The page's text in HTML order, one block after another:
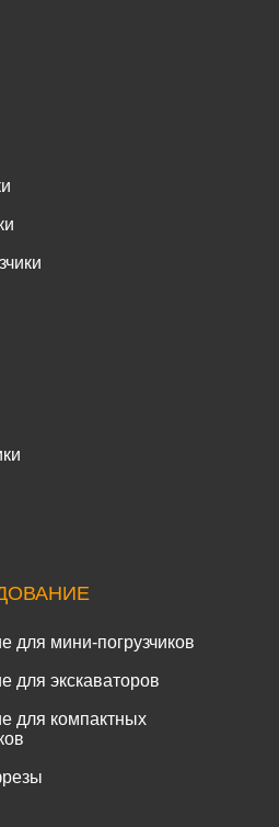
для мини-погрузчиков
для экскаваторов
для компактных